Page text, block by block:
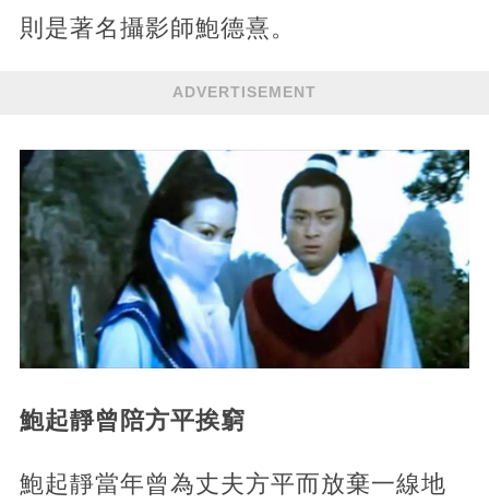
則是著名攝影師鮑德熹。
ADVERTISEMENT
鮑起靜曾陪方平挨窮
鮑起靜當年曾為丈夫方平而放棄一線地